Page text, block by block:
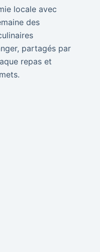
locale avec
des
partagés par
repas et